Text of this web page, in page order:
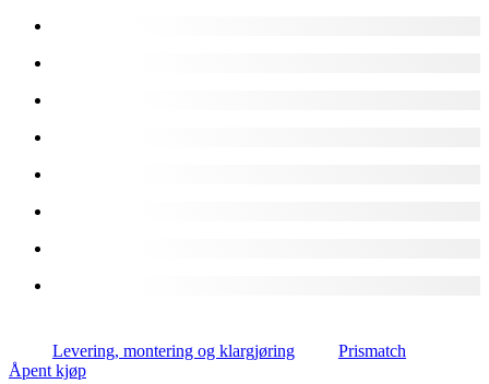
Levering, montering og klargjøring
Prismatch
Åpent kjøp